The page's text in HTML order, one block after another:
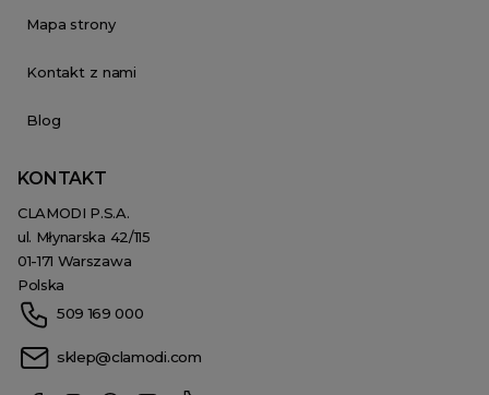
Mapa strony
Kontakt z nami
Blog
KONTAKT
CLAMODI P.S.A.
ul. Młynarska 42/115
01-171 Warszawa
Polska
509 169 000
sklep@clamodi.com